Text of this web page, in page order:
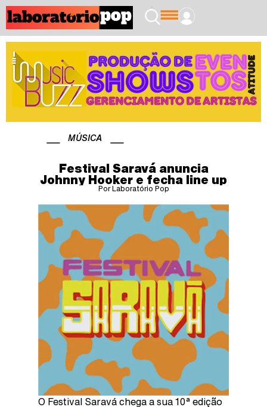
MÚSICA
Festival Saravá anuncia
Johnny Hooker e fecha line up
Por Laboratório Pop
O Festival Saravá chega a sua 10ª edição